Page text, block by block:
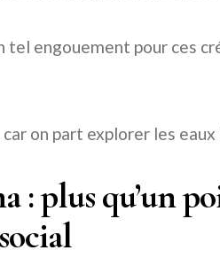
tel engouement pour ces
on part explorer les
: plus qu’un